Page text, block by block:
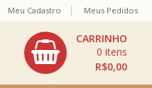
R$0,00
0
Meu Cadastro Meus Pedidos